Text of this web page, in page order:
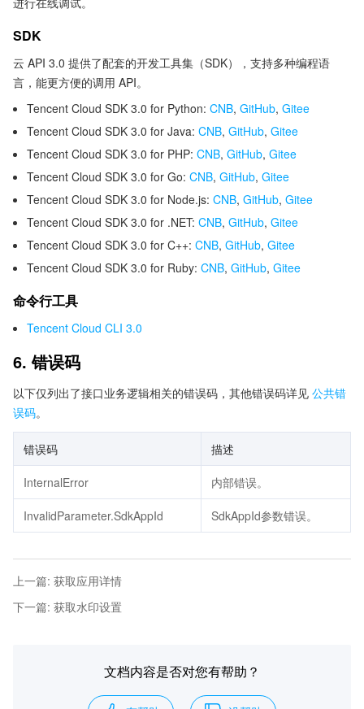
SDK
云 API 3.0 提供了配套的开发工具集（SDK），支持多种编程语
言，能更方便的调用 API。
Tencent Cloud SDK 3.0 for Python: CNB, GitHub, Gitee
Tencent Cloud SDK 3.0 for Java: CNB, GitHub, Gitee
Tencent Cloud SDK 3.0 for PHP: CNB, GitHub, Gitee
Tencent Cloud SDK 3.0 for Go: CNB, GitHub, Gitee
Tencent Cloud SDK 3.0 for Node.js: CNB, GitHub, Gitee
Tencent Cloud SDK 3.0 for .NET: CNB, GitHub, Gitee
Tencent Cloud SDK 3.0 for C++: CNB, GitHub, Gitee
Tencent Cloud SDK 3.0 for Ruby: CNB, GitHub, Gitee
命令行工具
Tencent Cloud CLI 3.0
6. 错误码
以下仅列出了接口业务逻辑相关的错误码，其他错误码详见 公共错
误码。
错误码 描述
InternalError 内部错误。
InvalidParameter.SdkAppId SdkAppId参数错误。
上一篇: 获取应用详情
下一篇: 获取水印设置
文档内容是否对您有帮助？